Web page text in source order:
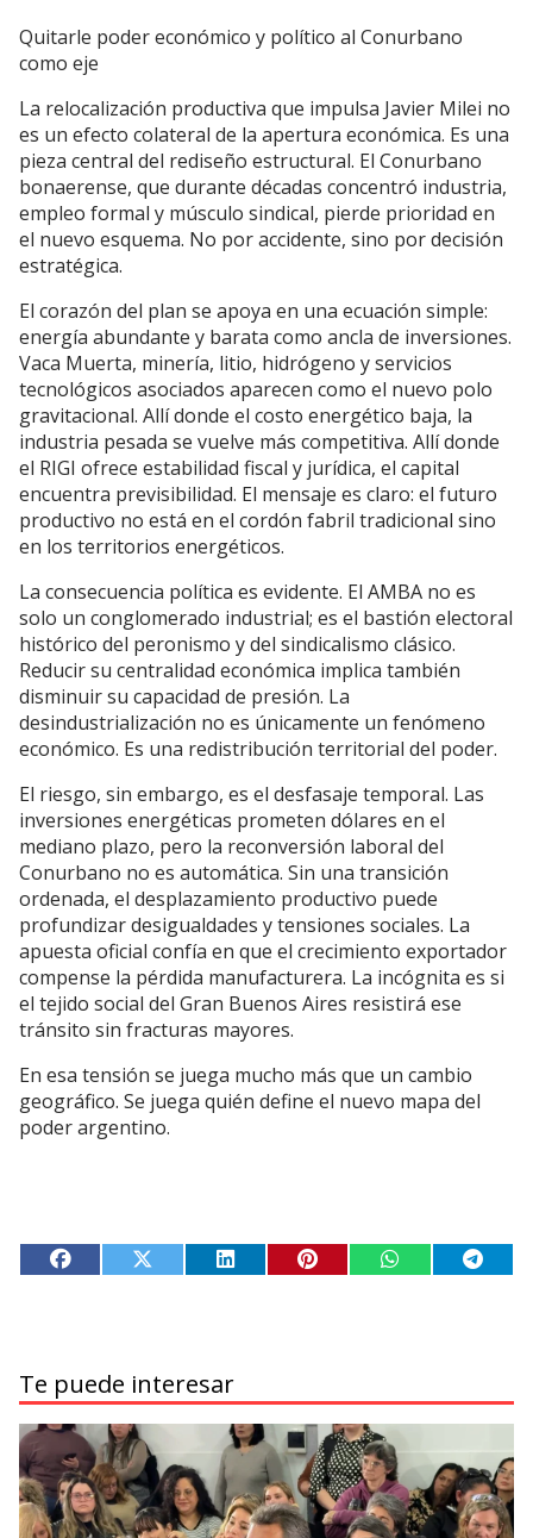
Quitarle poder económico y político al Conurbano
como eje
La relocalización productiva que impulsa Javier Milei no
es un efecto colateral de la apertura económica. Es una
pieza central del rediseño estructural. El Conurbano
bonaerense, que durante décadas concentró industria,
empleo formal y músculo sindical, pierde prioridad en
el nuevo esquema. No por accidente, sino por decisión
estratégica.
El corazón del plan se apoya en una ecuación simple:
energía abundante y barata como ancla de inversiones.
Vaca Muerta, minería, litio, hidrógeno y servicios
tecnológicos asociados aparecen como el nuevo polo
gravitacional. Allí donde el costo energético baja, la
industria pesada se vuelve más competitiva. Allí donde
el RIGI ofrece estabilidad fiscal y jurídica, el capital
encuentra previsibilidad. El mensaje es claro: el futuro
productivo no está en el cordón fabril tradicional sino
en los territorios energéticos.
La consecuencia política es evidente. El AMBA no es
solo un conglomerado industrial; es el bastión electoral
histórico del peronismo y del sindicalismo clásico.
Reducir su centralidad económica implica también
disminuir su capacidad de presión. La
desindustrialización no es únicamente un fenómeno
económico. Es una redistribución territorial del poder.
El riesgo, sin embargo, es el desfasaje temporal. Las
inversiones energéticas prometen dólares en el
mediano plazo, pero la reconversión laboral del
Conurbano no es automática. Sin una transición
ordenada, el desplazamiento productivo puede
profundizar desigualdades y tensiones sociales. La
apuesta oficial confía en que el crecimiento exportador
compense la pérdida manufacturera. La incógnita es si
el tejido social del Gran Buenos Aires resistirá ese
tránsito sin fracturas mayores.
En esa tensión se juega mucho más que un cambio
geográfico. Se juega quién define el nuevo mapa del
poder argentino.
Te puede interesar